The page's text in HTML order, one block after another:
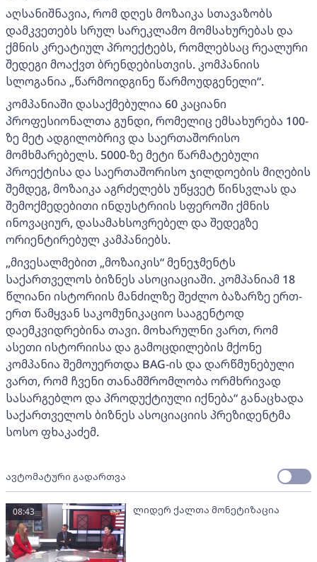
აღსანიშნავია, რომ დღეს მოზაიკა სთავაზობს
დამკვეთებს სრულ სარეკლამო მომსახურებას და
ქმნის კრეატიულ პროექტებს, რომლებსაც რეალური
შედეგი მოაქვთ ბრენდებისთვის. კომპანიის
სლოგანია „წარმოიდგინე წარმოუდგენელი“.
კომპანიაში დასაქმებულია 60 კაციანი
პროფესიონალთა გუნდი, რომელიც ემსახურება 100-
ზე მეტ ადგილობრივ და საერთაშორისო
მომხმარებელს. 5000-ზე მეტი წარმატებული
პროექტისა და საერთაშორისო ჯილდოების მიღების
შემდეგ, მოზაიკა აგრძელებს უწყვეტ წინსვლას და
შემოქმედებითი ინდუსტრიის სფეროში ქმნის
ინოვაციურ, დასამახსოვრებელ და შედეგზე
ორიენტირებულ კამპანიებს.
„მივესალმებით „მოზაიკის“ მენეჯმენტს
საქართველოს ბიზნეს ასოციაციაში. კომპანიამ 18
წლიანი ისტორიის მანძილზე შეძლო ბაზარზე ერთ-
ერთ წამყვან საკომუნიკაციო სააგენტოდ
დაემკვიდრებინა თავი. მოხარულნი ვართ, რომ
ასეთი ისტორიისა და გამოცდილების მქონე
კომპანია შემოუერთდა BAG-ის და დარწმუნებული
ვართ, რომ ჩვენი თანამშრომლობა ორმხრივად
სასარგებლო და პროდუქტიული იქნება“ განაცხადა
საქართველოს ბიზნეს ასოციაციის პრეზიდენტმა
სოსო ფხაკაძემ.
ავტომატური გადართვა
ლიდერ ქალთა მონეტიზაცია
08:43